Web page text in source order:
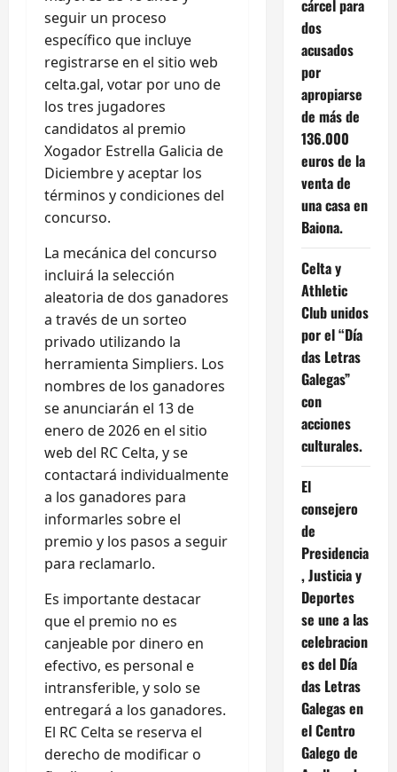
seguir un proceso
específico que incluye
registrarse en el sitio web
celta.gal, votar por uno de
los tres jugadores
candidatos al premio
Xogador Estrella Galicia de
Diciembre y aceptar los
términos y condiciones del
concurso.
La mecánica del concurso
incluirá la selección
aleatoria de dos ganadores
a través de un sorteo
privado utilizando la
herramienta Simpliers. Los
nombres de los ganadores
se anunciarán el 13 de
enero de 2026 en el sitio
web del RC Celta, y se
contactará individualmente
a los ganadores para
informarles sobre el
premio y los pasos a seguir
para reclamarlo.
Es importante destacar
que el premio no es
canjeable por dinero en
efectivo, es personal e
intransferible, y solo se
entregará a los ganadores.
El RC Celta se reserva el
derecho de modificar o
cárcel para
dos
acusados
por
apropiarse
de más de
136.000
euros de la
venta de
una casa en
Baiona.
Celta y
Athletic
Club unidos
por el “Día
das Letras
Galegas”
con
acciones
culturales.
El
consejero
de
Presidencia
, Justicia y
Deportes
se une a las
celebracion
es del Día
das Letras
Galegas en
el Centro
Galego de